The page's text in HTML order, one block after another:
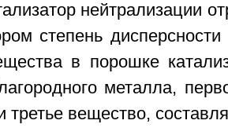
нейтрализации
степень
в порошке
металла,
третье вещество,